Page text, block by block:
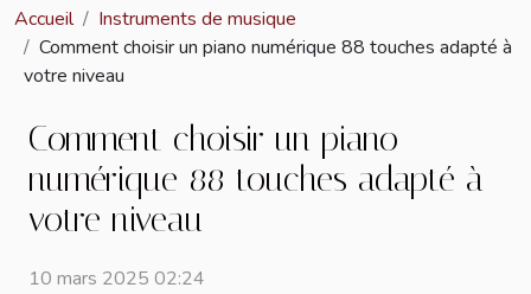
Accueil
Instruments de musique
Comment choisir un piano numérique 88 touches adapté à
votre niveau
Comment choisir un piano
numérique 88 touches adapté à
votre niveau
10 mars 2025 02:24